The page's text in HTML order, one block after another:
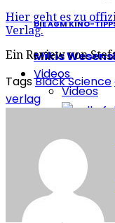
DIE AGM KINO-
Mikis
Videos
Videos
Call of Duty:
PSVR
Redaktion
Hier geht es zu
Verlag.
Ein Review von
TagsBlack Science
verlag